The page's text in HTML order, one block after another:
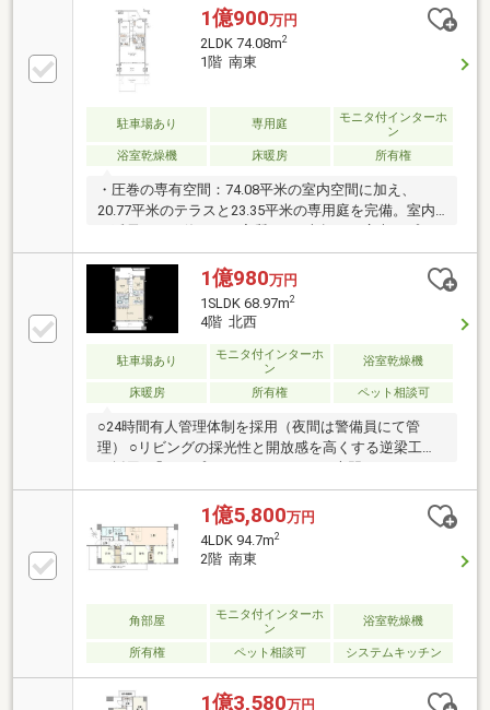
帖」！■全居室に収納＋廊下収納を完備！（洋室は、
約8.0帖×1室、約5.5帖×2室）■バルコニー面積：約
32.95m2 便利なスロップシンクも完備！■浴室サイ
ズ、広々「1620」！ 窓があり風通し良好！■24時間
有人管理■24時間対応の宅配ボックス
1億900万円
2LDK 74.08m2
1階 南東
駐車場あり 専用庭
モニタ付インターホ
ン
浴室乾燥機
床暖房 所有権
・圧巻の専有空間：74.08平米の室内空間に加え、
20.77平米のテラスと23.35平米の専用庭を完備。室内
の延長として使える、実質110平米超えの広大なプラ
イベート空間・庭先の借景と日当たり：庭の先がマン
ションの「公開空地」となっており、お部屋からも豊
かな緑が望めます。1階でありながら日当たりと景観
の良さをしっかり確保した贅沢な配置です・24時間有
人管理：日中は管理員、夜間は警備員が常駐・総戸数
208戸の大規模レジデンスだからこそ実現できる堅牢
なセキュリティ・フロントには専門のコンシェルジュ
が待機し、日々の生活をサポート・ペット飼育可能
（細則あり）・天井高、最大2.5m
1億980万円
1SLDK 68.97m2
4階 北西
駐車場あり
モニタ付インターホ
ン
浴室乾燥機
床暖房 所有権 ペット相談可
○24時間有人管理体制を採用（夜間は警備員にて管
理） ○リビングの採光性と開放感を高くする逆梁工法
を採用○「レセプションホール」には専門のコンシェ
ルジュが受付○広々としたLDK＋2部屋の間取り○リビ
ングルームは広々とした2部屋分の大きさ○眼下に隣接
のふれあい公園を望み、その先には多摩の山々の稜線
を望む開放的なリビング○奥行きを十分に確保したバ
ルコニー○洗面室は、新築時に他住戸より広い設計と
ッチンと向かい合うカウンタースペース○分譲時に、
キッチン天板を御影石に変更○ペット飼育可（細則あ
り）○2026年1月に給湯器新規交換
1億5,800万円
4LDK 94.7m2
2階 南東
角部屋
モニタ付インターホ
ン
浴室乾燥機
所有権 ペット相談可 システムキッチン
1億3,580万円